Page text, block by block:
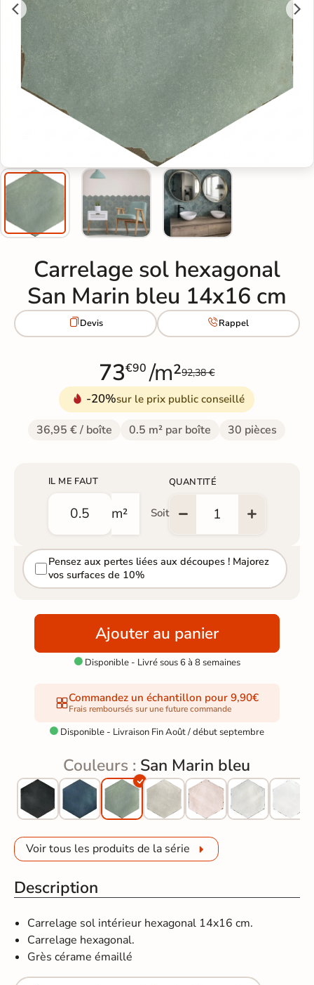
Carrelage sol hexagonal
San Marin bleu 14x16 cm
Devis Rappel
73€90 /m²92,38 €
-20%sur le prix public conseillé
36,95 € / boîte 0.5 m² par boîte 30 pièces
IL ME FAUT
m² Soit
QUANTITÉ
Pensez aux pertes liées aux découpes ! Majorez
vos surfaces de 10%
Ajouter au panier
Disponible - Livré sous 6 à 8 semaines
Commandez un échantillon pour 9,90€
Frais remboursés sur une future commande
 Disponible - Livraison Fin Août / début septembre
Couleurs : San Marin bleu
Voir tous les produits de la série
Description
Carrelage sol intérieur hexagonal 14x16 cm.
Carrelage hexagonal.
Grès cérame émaillé